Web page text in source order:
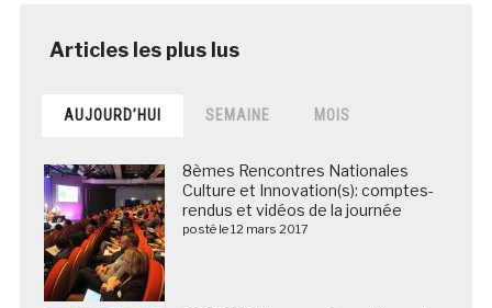
AUJOURD’HUI SEMAINE MOIS
8èmes Rencontres Nationales
Culture et Innovation(s): comptes-
rendus et vidéos de la journée
posté le 12 mars 2017